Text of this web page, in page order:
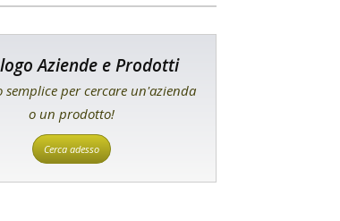
Aziende e Prodotti
semplice per cercare un'azienda
o un prodotto!
Cerca adesso